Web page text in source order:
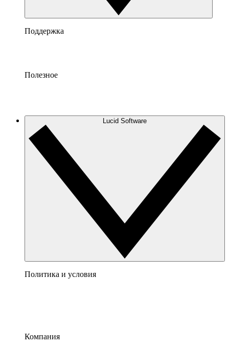
Поддержка
Полезное
Lucid Software
Политика и условия
Компания